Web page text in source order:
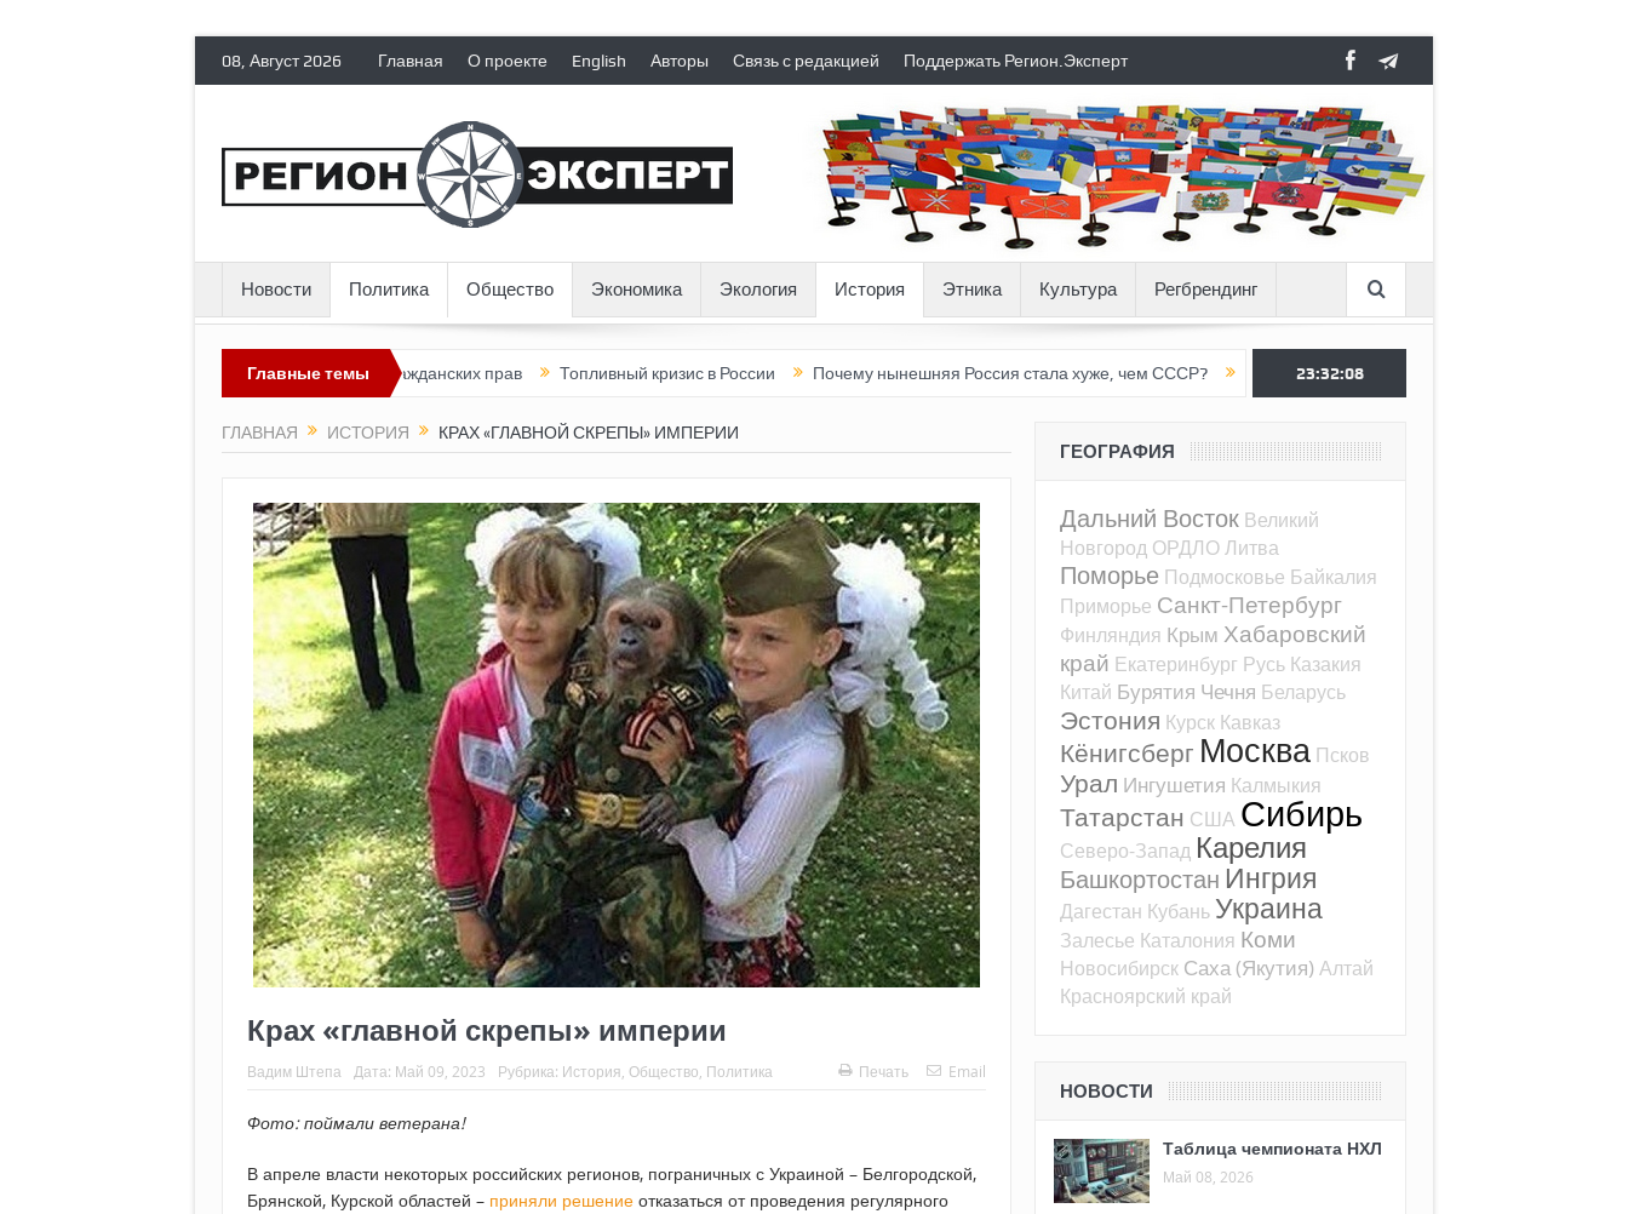
08, Август 2026 Главная О проекте English Авторы Связь с редакцией Поддержать Регион.Эксперт
Новости Политика Общество Экономика Экология История Этника Культура Регбрендинг
Главные темы
лишает политических эмигрантов гражданских прав Топливный кризис в России Почему нынешняя Россия стала хуже, чем СССР? Вертикаль под давлением
23:32:10
ГЛАВНАЯ ИСТОРИЯ КРАХ «ГЛАВНОЙ СКРЕПЫ» ИМПЕРИИ
Крах «главной скрепы» империи
Вадим Штепа Дата: Май 09, 2023 Рубрика: История Общество Политика Печать Email
Фото: поймали ветерана!
В апреле власти некоторых российских регионов, пограничных с Украиной – Белгородской,
Брянской, Курской областей – приняли решение отказаться от проведения регулярного
ГЕОГРАФИЯ
Дальний Восток Великий
Новгород ОРДЛОЛитва
Поморье Подмосковье Байкалия
Приморье Санкт-Петербург
Финляндия Крым Хабаровский
край Екатеринбург Русь Казакия
Китай Бурятия Чечня Беларусь
Эстония Курск Кавказ
Кёнигсберг Москва Псков
Урал Ингушетия Калмыкия
Татарстан США Сибирь
Северо-Запад Карелия
Башкортостан Ингрия
Дагестан Кубань Украина
Залесье Каталония Коми
Новосибирск Саха (Якутия) Алтай
Красноярский край
НОВОСТИ
Таблица чемпионата НХЛ
Май 08, 2026